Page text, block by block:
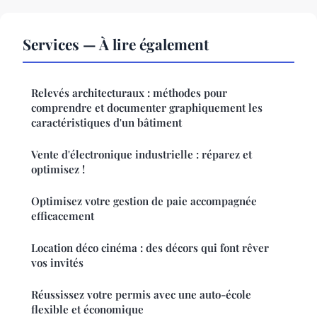
Services — À lire également
Relevés architecturaux : méthodes pour
comprendre et documenter graphiquement les
caractéristiques d'un bâtiment
Vente d'électronique industrielle : réparez et
optimisez !
Optimisez votre gestion de paie accompagnée
efficacement
Location déco cinéma : des décors qui font rêver
vos invités
Réussissez votre permis avec une auto-école
flexible et économique